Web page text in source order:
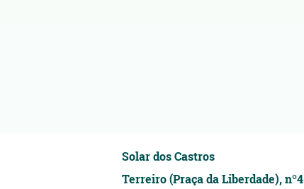
Solar dos Castros
Terreiro (Praça da Liberdade), nº4